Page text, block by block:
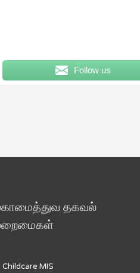
Follow us
தகவல்
Childcare MIS